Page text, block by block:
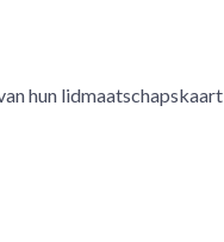
hun lidmaatschapskaart